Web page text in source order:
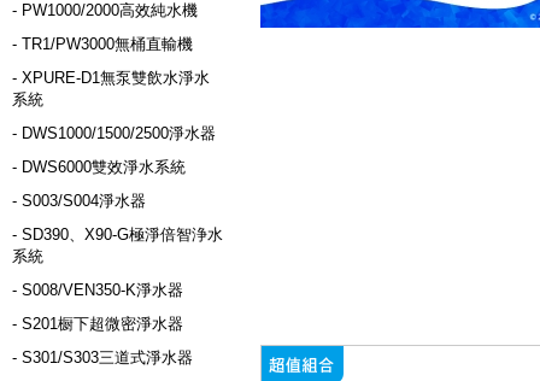
- PW1000/2000高效純水機
- TR1/PW3000無桶直輸機
- XPURE-D1無泵雙飲水淨水
系統
- DWS1000/1500/2500淨水器
- DWS6000雙效淨水系統
- S003/S004淨水器
- SD390、X90-G極淨倍智浄水
系統
- S008/VEN350-K淨水器
- S201橱下超微密淨水器
- S301/S303三道式淨水器